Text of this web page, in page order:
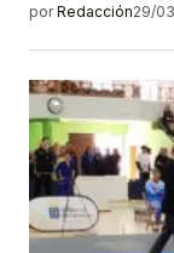
por Redacción29/